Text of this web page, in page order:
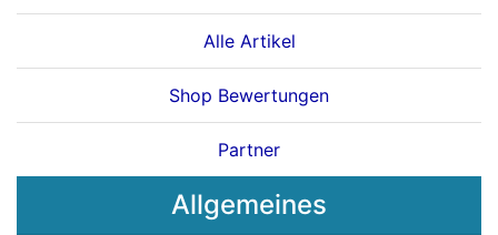
Alle Artikel
Shop Bewertungen
Partner
Allgemeines